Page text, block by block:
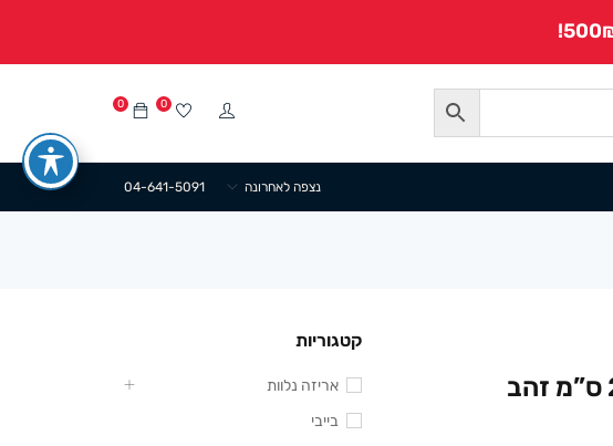
0 0
04-641-5091 נצפה לאחרונה
קטגוריות
אריזה נלוות
בייבי